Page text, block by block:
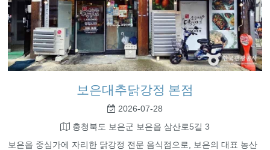
보은대추닭강정 본점
2026-07-28
충청북도 보은군 보은읍 삼산로5길 3
보은읍 중심가에 자리한 닭강정 전문 음식점으로, 보은의 대표 농산